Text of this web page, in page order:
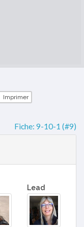
Imprimer
Fiche: 9-10-1 (#9)
Lead